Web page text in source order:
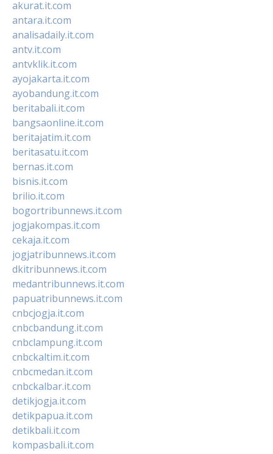
akurat.it.com
antara.it.com
analisadaily.it.com
antv.it.com
antvklik.it.com
ayojakarta.it.com
ayobandung.it.com
beritabali.it.com
bangsaonline.it.com
beritajatim.it.com
beritasatu.it.com
bernas.it.com
bisnis.it.com
brilio.it.com
bogortribunnews.it.com
jogjakompas.it.com
cekaja.it.com
jogjatribunnews.it.com
dkitribunnews.it.com
medantribunnews.it.com
papuatribunnews.it.com
cnbcjogja.it.com
cnbcbandung.it.com
cnbclampung.it.com
cnbckaltim.it.com
cnbcmedan.it.com
cnbckalbar.it.com
detikjogja.it.com
detikpapua.it.com
detikbali.it.com
kompasbali.it.com